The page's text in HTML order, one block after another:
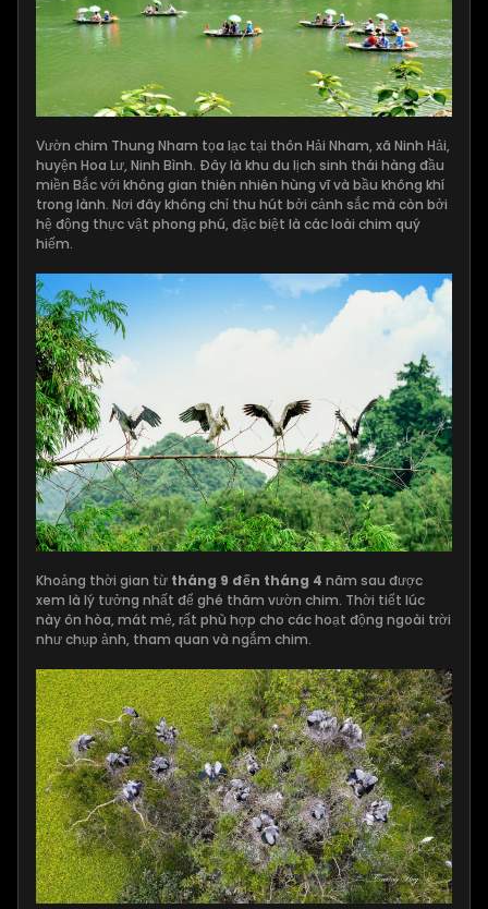
Vườn chim Thung Nham tọa lạc tại thôn Hải Nham, xã Ninh Hải,
huyện Hoa Lư, Ninh Bình. Đây là khu du lịch sinh thái hàng đầu
miền Bắc với không gian thiên nhiên hùng vĩ và bầu không khí
trong lành. Nơi đây không chỉ thu hút bởi cảnh sắc mà còn bởi
hệ động thực vật phong phú, đặc biệt là các loài chim quý
hiếm.
Khoảng thời gian từ tháng 9 đến tháng 4 năm sau được
xem là lý tưởng nhất để ghé thăm vườn chim. Thời tiết lúc
này ôn hòa, mát mẻ, rất phù hợp cho các hoạt động ngoài trời
như chụp ảnh, tham quan và ngắm chim.